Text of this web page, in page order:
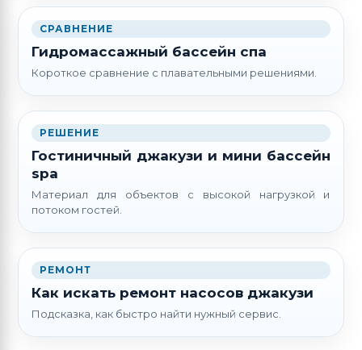
СРАВНЕНИЕ
Гидромассажный бассейн спа
Короткое сравнение с плавательными решениями.
РЕШЕНИЕ
Гостиничный джакузи и мини бассейн
spa
Материал для объектов с высокой нагрузкой и
потоком гостей.
РЕМОНТ
Как искать ремонт насосов джакузи
Подсказка, как быстро найти нужный сервис.